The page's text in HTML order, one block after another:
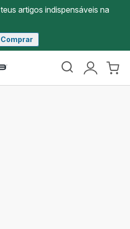
artigos indispensáveis na
Comprar
Página
Rowenta
O